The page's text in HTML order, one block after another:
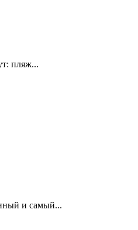
пляж...
и самый...